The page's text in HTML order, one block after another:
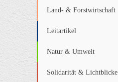
Land- & Forstwirtschaft
Leitartikel
Natur & Umwelt
Solidarität & Lichtblicke